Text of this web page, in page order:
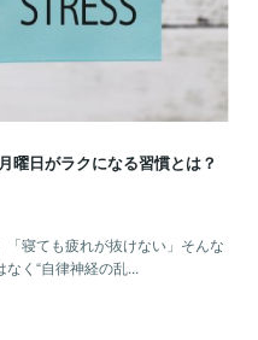
曜日がラクになる習慣とは？
「寝ても疲れが抜けない」そんな
く“自律神経の乱...